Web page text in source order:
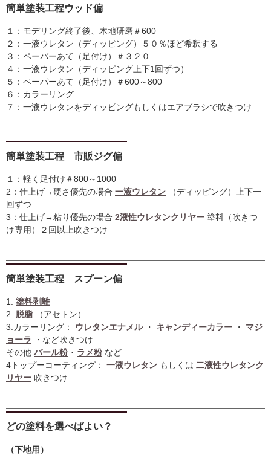
簡単塗装工程ウッド偏
１：モデリング終了後、木地研磨＃600
２：一液ウレタン（ディッピング）５０％ほど希釈する
３：ペーパーあて（足付け）＃３２０
４：一液ウレタン（ディッピング上下1回ずつ）
５：ペーパーあて（足付け）＃600～800
６：カラーリング
７：一液ウレタンをディッピングもしくはエアブラシで吹きつけ
簡単塗装工程 市販ジグ偏
１：軽く足付け＃800～1000
2：仕上げ→硬さ優先の場合 一液ウレタン
（ディッピング）上下一
回ずつ
3：仕上げ→粘り優先の場合 2液性ウレタンクリヤー 塗料（吹きつ
け専用）２回以上吹きつけ
簡単塗装工程 スプーン偏
1.
塗料剥離
2.
脱脂
（アセトン）
3.カラーリング：
ウレタンエナメル ・ キャンディーカラー ・
マジ
ョーラ
・など吹きつけ
その他 パール粉 ･ ラメ粉 など
4トップーコーティング：
一液ウレタン もしくは 二液性ウレタンク
リヤー 吹きつけ
どの塗料を選べばよい？
（下地用）